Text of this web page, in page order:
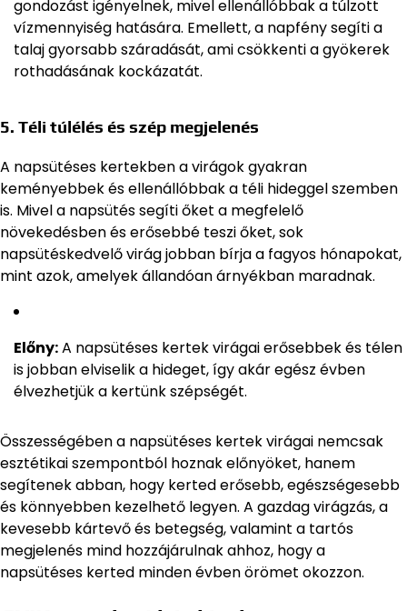
gondozást igényelnek, mivel ellenállóbbak a túlzott
vízmennyiség hatására. Emellett, a napfény segíti a
talaj gyorsabb száradását, ami csökkenti a gyökerek
rothadásának kockázatát.
5. Téli túlélés és szép megjelenés
A napsütéses kertekben a virágok gyakran
keményebbek és ellenállóbbak a téli hideggel szemben
is. Mivel a napsütés segíti őket a megfelelő
növekedésben és erősebbé teszi őket, sok
napsütéskedvelő virág jobban bírja a fagyos hónapokat,
mint azok, amelyek állandóan árnyékban maradnak.
Előny:A napsütéses kertek virágai erősebbek és télen
is jobban elviselik a hideget, így akár egész évben
élvezhetjük a kertünk szépségét.
Összességében a napsütéses kertek virágai nemcsak
esztétikai szempontból hoznak előnyöket, hanem
segítenek abban, hogy kerted erősebb, egészségesebb
és könnyebben kezelhető legyen. A gazdag virágzás, a
kevesebb kártevő és betegség, valamint a tartós
megjelenés mind hozzájárulnak ahhoz, hogy a
napsütéses kerted minden évben örömet okozzon.